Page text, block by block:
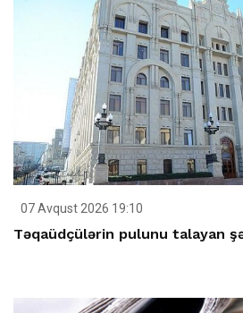
07 Avqust 2026 19:10
Təqaüdçülərin pulunu talayan